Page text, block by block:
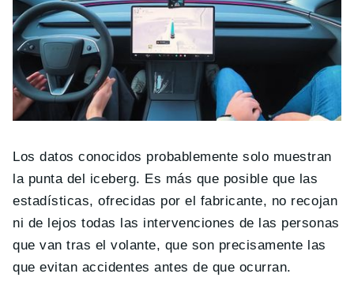
Los datos conocidos probablemente solo muestran
la punta del iceberg. Es más que posible que las
estadísticas, ofrecidas por el fabricante, no recojan
ni de lejos todas las intervenciones de las personas
que van tras el volante, que son precisamente las
que evitan accidentes antes de que ocurran.